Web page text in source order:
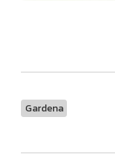
Gardena